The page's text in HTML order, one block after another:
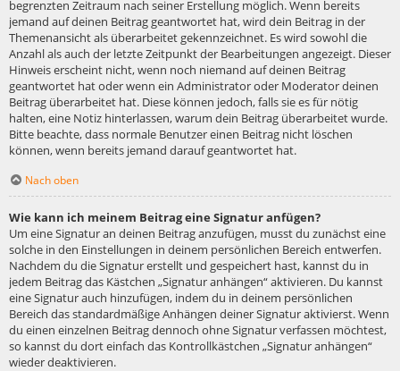
begrenzten Zeitraum nach seiner Erstellung möglich. Wenn bereits
jemand auf deinen Beitrag geantwortet hat, wird dein Beitrag in der
Themenansicht als überarbeitet gekennzeichnet. Es wird sowohl die
Anzahl als auch der letzte Zeitpunkt der Bearbeitungen angezeigt. Dieser
Hinweis erscheint nicht, wenn noch niemand auf deinen Beitrag
geantwortet hat oder wenn ein Administrator oder Moderator deinen
Beitrag überarbeitet hat. Diese können jedoch, falls sie es für nötig
halten, eine Notiz hinterlassen, warum dein Beitrag überarbeitet wurde.
Bitte beachte, dass normale Benutzer einen Beitrag nicht löschen
können, wenn bereits jemand darauf geantwortet hat.
Nach oben
Wie kann ich meinem Beitrag eine Signatur anfügen?
Um eine Signatur an deinen Beitrag anzufügen, musst du zunächst eine
solche in den Einstellungen in deinem persönlichen Bereich entwerfen.
Nachdem du die Signatur erstellt und gespeichert hast, kannst du in
jedem Beitrag das Kästchen „Signatur anhängen“ aktivieren. Du kannst
eine Signatur auch hinzufügen, indem du in deinem persönlichen
Bereich das standardmäßige Anhängen deiner Signatur aktivierst. Wenn
du einen einzelnen Beitrag dennoch ohne Signatur verfassen möchtest,
so kannst du dort einfach das Kontrollkästchen „Signatur anhängen“
wieder deaktivieren.